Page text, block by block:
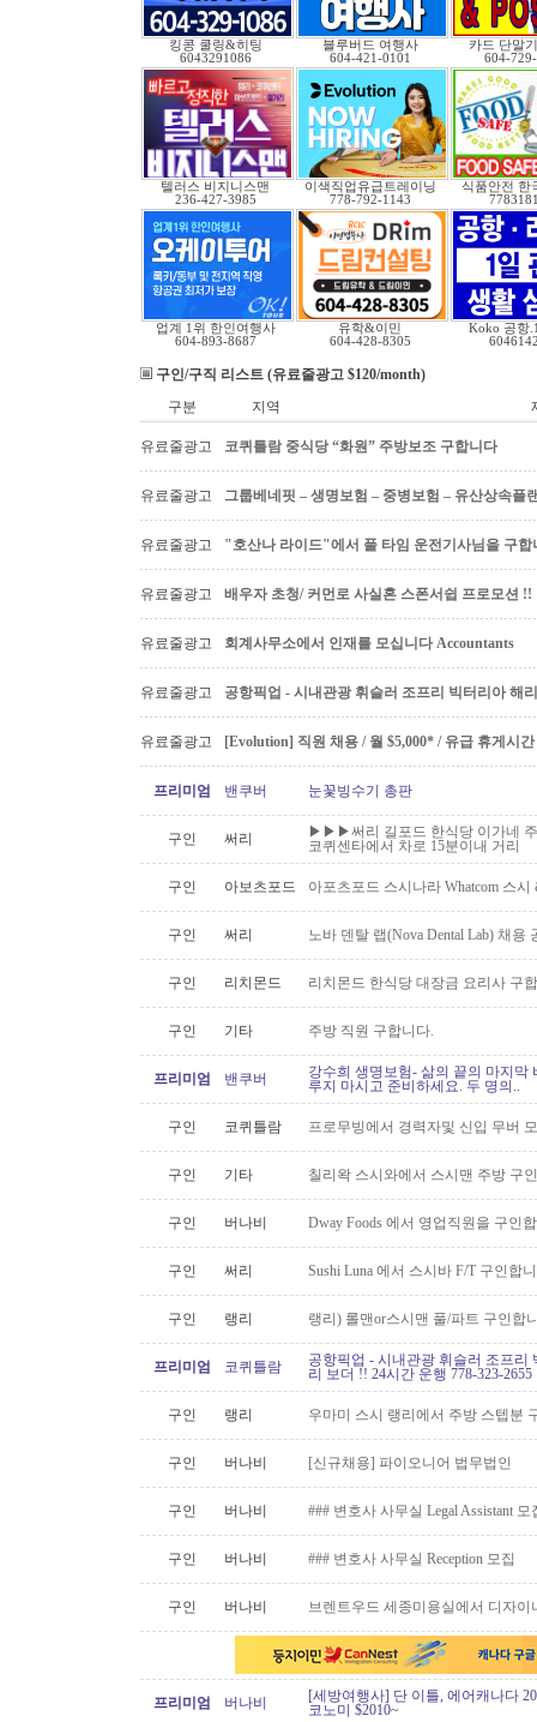
킹콩 쿨링&히팅
6043291086
블루버드 여행사
604-421-0101
카드 단말
604-
텔러스 비지니스맨
236-427-3985
이색직업유급트레이닝
778-792-1143
식품안전 한
업계 1위 한인여행사
604-893-8687
유학&이민
604-428-8305
Koko 공항
구인/구직 리스트 (유료줄광고 $120/month)
구분
지역
유료줄광고 코퀴틀람 중식당 “화원” 주방보조 구합니다
유료줄광고 그룹베네핏 – 생명보험 – 중병보험 – 유산상속플
유료줄광고 "호산나 라이드"에서 풀 타임 운전기사님을 구합
유료줄광고 배우자 초청/ 커먼로 사실혼 스폰서쉽 프로모션 !!
유료줄광고 회계사무소에서 인재를 모십니다 Accountants
유료줄광고 공항픽업 - 시내관광 휘슬러 조프리 빅터리아 해
유료줄광고 [Evolution] 직원 채용 / 월 $5,000* / 유급 휴게시
프리미엄 밴쿠버 눈꽃빙수기 총판
구인 써리
▶▶▶써리 길포드 한식당 이가네
코퀴센타에서 차로 15분이내 거리
구인 아보츠포드 아포츠포드 스시나라 Whatcom 스
구인 써리 노바 덴탈 랩(Nova Dental Lab) 채용
구인 리치몬드 리치몬드 한식당 대장금 요리사 구
구인 기타 주방 직원 구합니다.
프리미엄 밴쿠버
강수희 생명보험- 삶의 끝의 마지막
루지 마시고 준비하세요. 두 명의..
구인 코퀴틀람 프로무빙에서 경력자및 신입 무버
구인 기타 칠리왁 스시와에서 스시맨 주방 구
구인 버나비 Dway Foods 에서 영업직원을 구인
구인 써리 Sushi Luna 에서 스시바 F/T 구인합
구인 랭리 랭리) 롤맨or스시맨 풀/파트 구인합
프리미엄 코퀴틀람
공항픽업 - 시내관광 휘슬러 조프
리 보더 !! 24시간 운행 778-323-2655
구인 랭리 우마미 스시 랭리에서 주방 스텝분
구인 버나비 [신규채용] 파이오니어 법무법인
구인 버나비 ### 변호사 사무실 Legal Assistant 모
구인 버나비 ### 변호사 사무실 Reception 모집
구인 버나비 브렌트우드 세종미용실에서 디자이
프리미엄 버나비
[세방여행사] 단 이틀, 에어캐나다
코노미 $2010~